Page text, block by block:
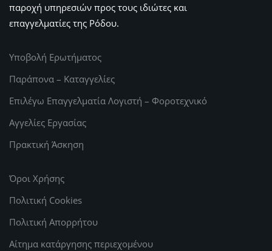
παροχή υπηρεσιών προς τους ιδιώτες και
επαγγελματίες της Ρόδου.
Υποβολή Ερωτήματος
Παράπονα – Καταγγελίες
Επιλέγω Επαγγελματία Λογιστή – Φοροτεχνικό
Αγγελίες Εργασίας
Πρακτική Άσκηση
Όροι Χρήσης
Πολιτική Cookies
Πολιτική Απορρήτου
Αίτημα κατάργησης περιεχομένου